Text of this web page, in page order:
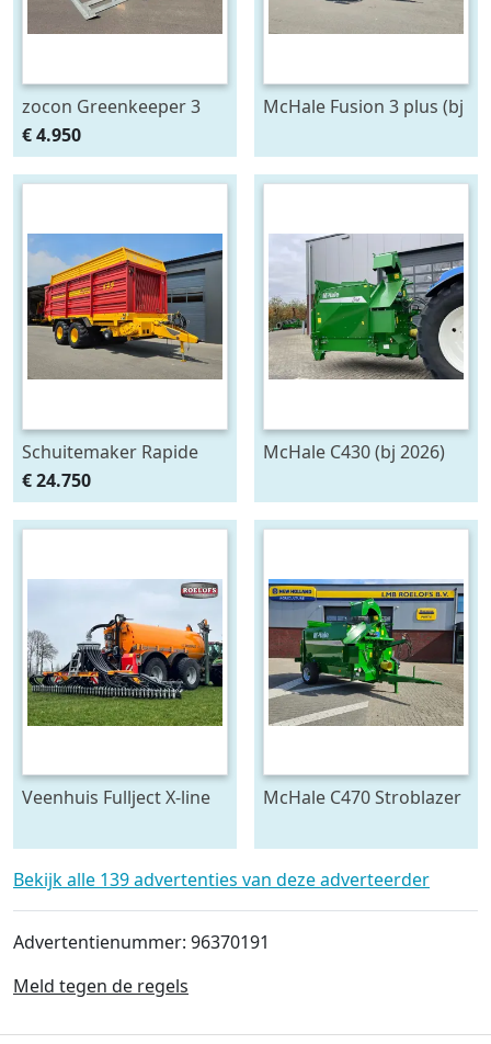
zocon Greenkeeper 3
mtr met Z150 PROF
zaaimachine
€ 4.950
McHale Fusion 3 plus (bj
Schuitemaker Rapide
135
opraapwagen/silagewagen
(bj 2012)
€ 24.750
McHale C430 (bj 2026)
Veenhuis Fullject X-line
McHale C470 Stroblazer
Bekijk alle 139 advertenties van deze adverteerder
Advertentienummer: 96370191
Meld tegen de regels